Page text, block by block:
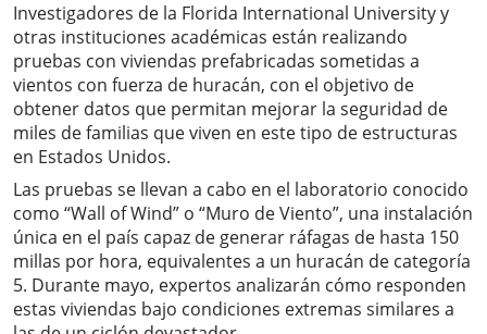
Investigadores de la Florida International University y
otras instituciones académicas están realizando
pruebas con viviendas prefabricadas sometidas a
vientos con fuerza de huracán, con el objetivo de
obtener datos que permitan mejorar la seguridad de
miles de familias que viven en este tipo de estructuras
en Estados Unidos.
Las pruebas se llevan a cabo en el laboratorio conocido
como “Wall of Wind” o “Muro de Viento”, una instalación
única en el país capaz de generar ráfagas de hasta 150
millas por hora, equivalentes a un huracán de categoría
5. Durante mayo, expertos analizarán cómo responden
estas viviendas bajo condiciones extremas similares a